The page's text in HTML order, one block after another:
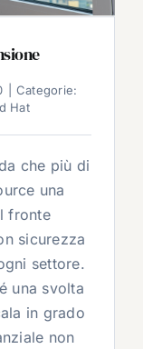
Categorie:
Hat
che più di
una
fronte
sicurezza
settore.
una svolta
in grado
non